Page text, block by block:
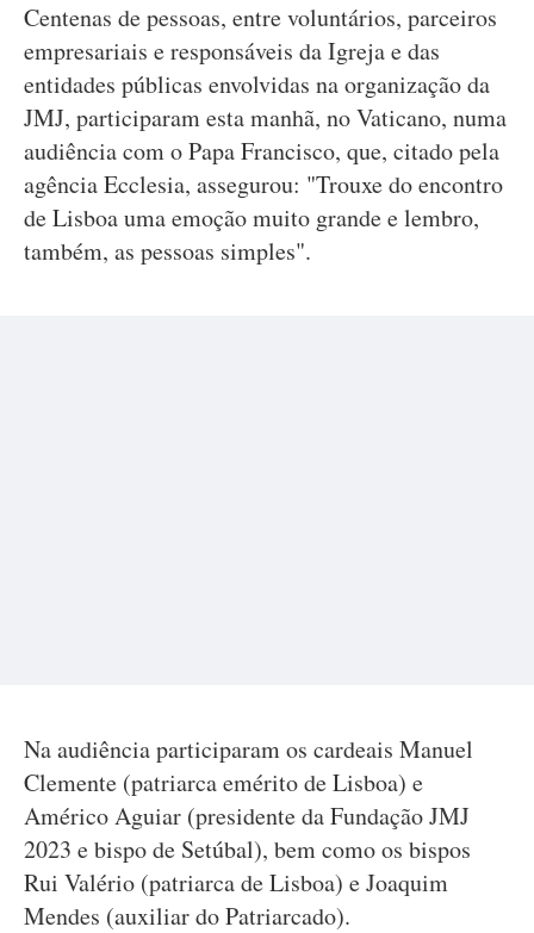
Centenas de pessoas, entre voluntários, parceiros
empresariais e responsáveis da Igreja e das
entidades públicas envolvidas na organização da
JMJ, participaram esta manhã, no Vaticano, numa
audiência com o Papa Francisco, que, citado pela
agência Ecclesia, assegurou: "Trouxe do encontro
de Lisboa uma emoção muito grande e lembro,
também, as pessoas simples".
Na audiência participaram os cardeais Manuel
Clemente (patriarca emérito de Lisboa) e
Américo Aguiar (presidente da Fundação JMJ
2023 e bispo de Setúbal), bem como os bispos
Rui Valério (patriarca de Lisboa) e Joaquim
Mendes (auxiliar do Patriarcado).